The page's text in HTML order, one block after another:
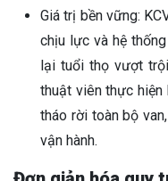
Giá trị bền vững:
chịu lực và hệ
lại tuổi thọ vượt
thuật viên thực
tháo rời toàn bộ
vận hành.